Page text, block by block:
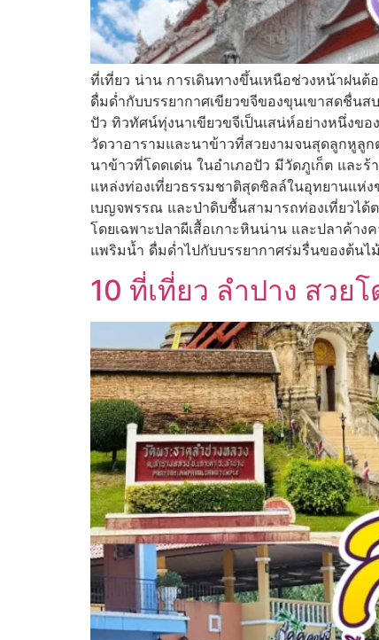
ที่เที่ยว น่าน การเดินทางขึ้นเหนือช่วงหน้าฝน
ดื่มด่ำกับบรรยากาศเขียวขจีของขุนเขาสดชื่น
ปัว ทิวทัศน์ทุ่งนาเขียวขจีเป็นเสน่ห์อย่างหนึ่งข
วัดวาอารามและนาข้าวที่สวยงามจนสุดลูกหูลู
นาข้าวที่โดดเด่น ในอำเภอปัว มีวัดภูเก็ต และ
แหล่งท่องเที่ยวธรรมชาติสุดชิลล์ในอุทยานแห่
เบญจพรรณ และป่าดิบชื้นสามารถท่องเที่ยวไ
โดยเฉพาะปลาผีเสื้อเกาะหินน่าน และปลาค้า
แพริมน้ำ ดื่มด่ำไปกับบรรยากาศร่มรื่นของต้น
10 ที่เที่ยว ลําปาง สวย